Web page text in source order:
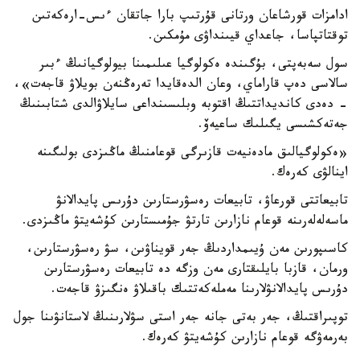
ادامزات قورشاعان ورتانى قۇرتىپ بارا جاتقان ءىس-ارەكەتىن
توقتاتپاسا، جاعداي قيىنداۋى مۇمكىن.
سول سەبەپتى، بۇگىندە ەكولوگيا عىلىمىنا بيولوگيانىڭ ءبىر
سالاسى دەپ قاراماي، وعان الدەقايدا تەرەڭنەن بويلاۋ قاجەت»،
- دەدى كانديداتتىڭ اقتوبە وبلىسىنداعى سايلاۋالدى شتابىنىڭ
جەتەكشىسى يگىلىك ساعيەۆ.
«ەكولوگيالىق مادەنيەت قازىرگى قوعامنىڭ ماڭىزدى بولىگىنە
اينالۋى كەرەك.
تابيعاتتى قورعاۋ، تابيعات رەسۋرستارىن دۇرىس پايدالانۋ
ماسەلەلەرىنە قوعام نازارىن تارتۋ جۇمىستارىن كۇشەيتۋ ماڭىزدى.
كاسىپورىن مەن ۇيىمداردىڭ جەر قويناۋىن، سۋ رەسۋرستارىن،
ورمان، قازبا بايلىقتارى مەن وزگە دە تابيعات رەسۋرستارىن
دۇرىس پايدالانۋلارىنا مەملەكەتتىك باقىلاۋ ەنگىزۋ قاجەت.
توپىراقتىڭ، جەر بەتى جانە جەر استى سۋلارىنىڭ لاستانۋىنا جول
بەرمەۋگە قوعام نازارىن كۇشەيتۋ كەرەك.